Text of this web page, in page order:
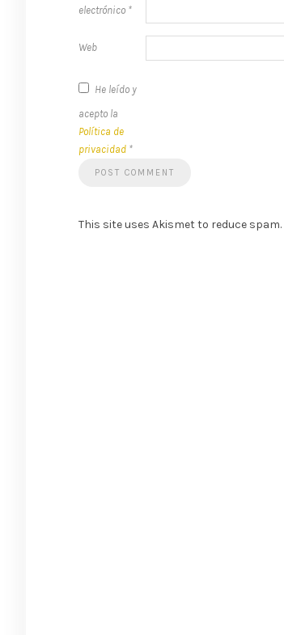
electrónico *
Web
He leído y
acepto la
Política de
privacidad *
This site uses Akismet to reduce spam.